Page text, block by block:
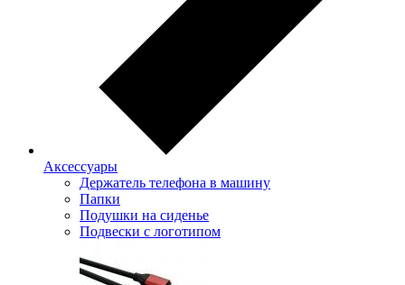
Аксессуары
Держатель телефона в машину
Папки
Подушки на сиденье
Подвески с логотипом